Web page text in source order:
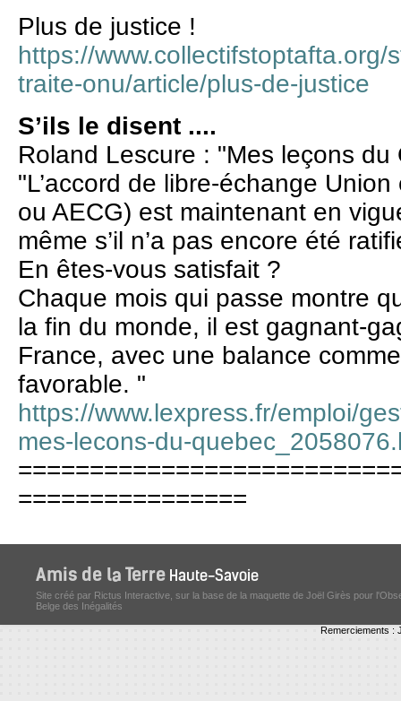
Plus de justice !
https://www.collectifstoptafta.org/
traite-onu/article/plus-de-justice
S’ils le disent ....
Roland Lescure : "Mes leçons du
"L’accord de libre-échange
ou AECG) est maintenant en
même s’il n’a pas encore été
En êtes-vous satisfait ?
Chaque mois qui passe montre
la fin du monde, il est gagnant-
France, avec une balance
favorable. "
https://www.lexpress.fr/emploi/
mes-lecons-du-
================
Site créé par Rictus Interactive, sur la base de la maquette de Joël Girès pour
Belge des Inégalités
Remerciements :